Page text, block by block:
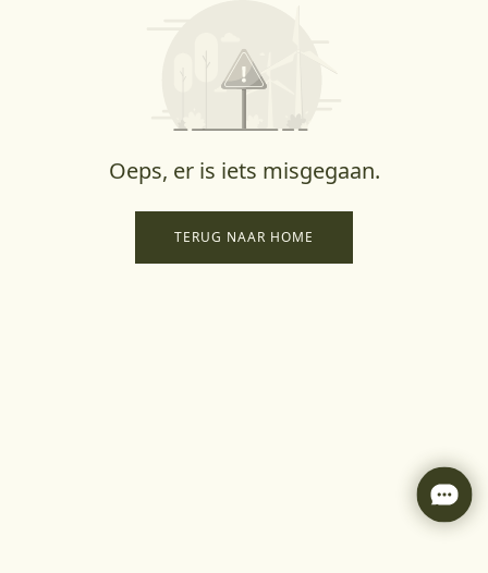
Oeps, er is iets misgegaan.
TERUG NAAR HOME